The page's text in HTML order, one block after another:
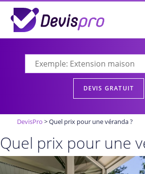
DevisPro >Quel prix pour une véranda ?
Quel prix pour une